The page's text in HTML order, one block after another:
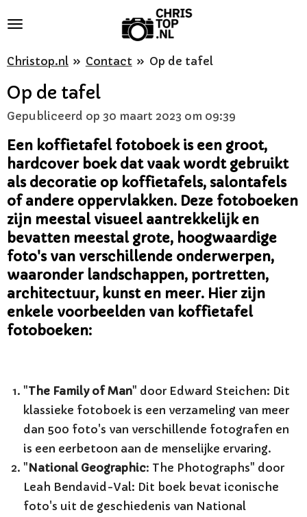
naar
hoofdinhoud
Christop.nl » Contact » Op de tafel
Op de tafel
Gepubliceerd op 30 maart 2023 om 09:39
Een koffietafel fotoboek is een groot,
hardcover boek dat vaak wordt gebruikt
als decoratie op koffietafels, salontafels
of andere oppervlakken. Deze fotoboeken
zijn meestal visueel aantrekkelijk en
bevatten meestal grote, hoogwaardige
foto's van verschillende onderwerpen,
waaronder landschappen, portretten,
architectuur, kunst en meer. Hier zijn
enkele voorbeelden van koffietafel
fotoboeken:
"The Family of Man" door Edward Steichen: Dit
klassieke fotoboek is een verzameling van meer
dan 500 foto's van verschillende fotografen en
is een eerbetoon aan de menselijke ervaring.
"National Geographic: The Photographs" door
Leah Bendavid-Val: Dit boek bevat iconische
foto's uit de geschiedenis van National